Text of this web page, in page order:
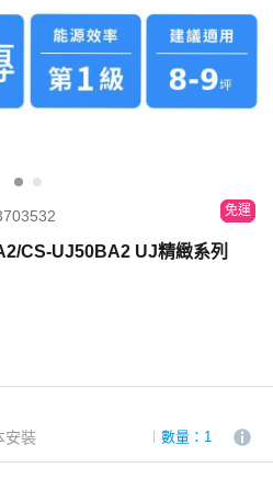
免運
CS-UJ50BA2 UJ精緻系列
安裝
數量：1